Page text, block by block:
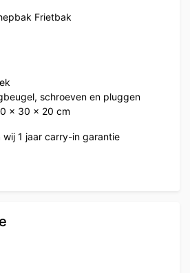
Frietbak
schroeven en pluggen
x 30 x 20 cm
1 jaar carry-in garantie